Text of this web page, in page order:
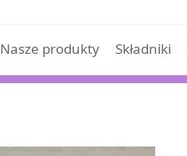
Nasze produkty Składniki